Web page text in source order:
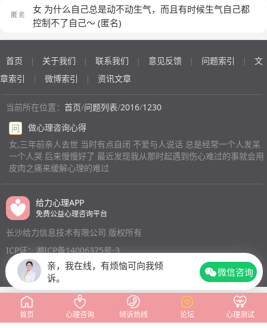
亲，我在线，有烦恼可向我倾
诉。
微信咨询
她不一定是真心的 都能哭出来那种 然后经常想着要结束
自己 再想什么方法比较能不痛苦 和迅速 然后又舍不得对
受 就每次都下不去手 我经常觉得自己就算悄悄的没了 也
会很久才能有人发现 因为我是自己一个人在外上学 同学
也就住外面了能感觉自己有些抑郁
名)
女 为什么自己总是动不动生气，而且有时候生气自己都
控制不了自己～ (匿名)
首页 心理咨询 倾诉热线 论坛 心理测试
首页 | 关于我们 | 联系我们 | 意见反馈 | 问题索引 |
文
章索引
| 微博索引 | 资讯文章
当前所在位置： 首页/问题列表/2016/1230
问
做心理咨询心得
女,三年前亲人去世 当时有点自闭 不爱与人说话 总是经常一个人发呆
一个人哭 后来慢慢好了 最近发现我从那时起遇到伤心难过的事就会用
皮肉之痛来缓解心理的难过
给力心理APP
免费公益心理咨询平台
长沙给力信息技术有限公司 版权所有
ICP证：湘ICP备14006375号-3